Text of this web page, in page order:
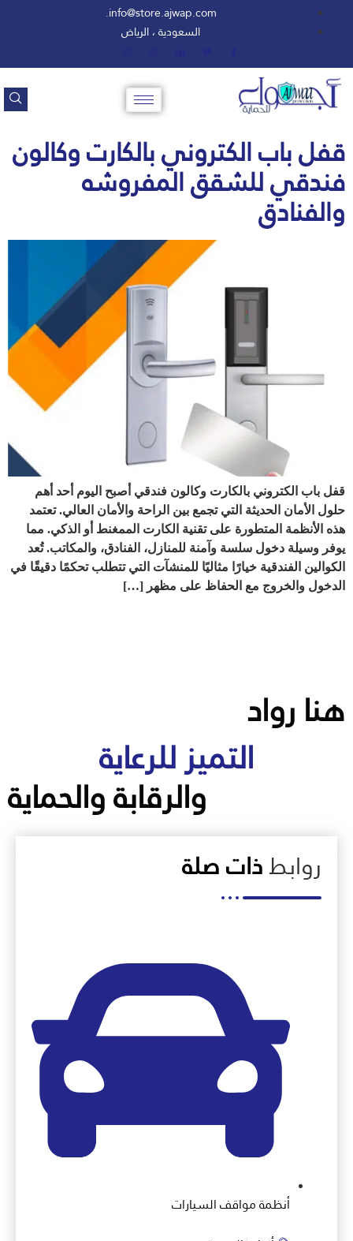
info@store.ajwap.com.
السعودية ، الرياض
قفل باب الكتروني بالكارت وكالون
فندقي للشقق المفروشه
والفنادق
قفل باب الكتروني بالكارت وكالون فندقي أصبح اليوم أحد أهم
حلول الأمان الحديثة التي تجمع بين الراحة والأمان العالي. تعتمد
هذه الأنظمة المتطورة على تقنية الكارت الممغنط أو الذكي. مما
يوفر وسيلة دخول سلسة وآمنة للمنازل، الفنادق، والمكاتب. تُعد
الكوالين الفندقية خيارًا مثاليًا للمنشآت التي تتطلب تحكمًا دقيقًا في
الدخول والخروج مع الحفاظ على مظهر […]
هنا رواد
التميز للرعاية
والرقابة والحماية
روابطذات صلة
أنظمة مواقف السيارات